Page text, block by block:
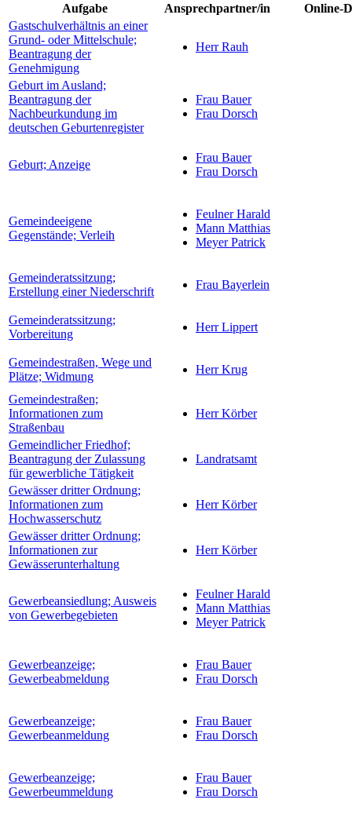
Aufgabe
Ansprechpartner/in
Online-
Gastschulverhältnis an einer
Grund- oder Mittelschule;
Beantragung der
Genehmigung
Herr Rauh
Geburt im Ausland;
Beantragung der
Nachbeurkundung im
deutschen Geburtenregister
Frau Bauer
Frau Dorsch
Geburt; Anzeige
Frau Bauer
Frau Dorsch
Gemeindeeigene
Gegenstände; Verleih
Feulner Harald
Mann Matthias
Meyer Patrick
Gemeinderatssitzung;
Erstellung einer Niederschrift
Frau Bayerlein
Gemeinderatssitzung;
Vorbereitung
Herr Lippert
Gemeindestraßen, Wege und
Plätze; Widmung
Herr Krug
Gemeindestraßen;
Informationen zum
Straßenbau
Herr Körber
Gemeindlicher Friedhof;
Beantragung der Zulassung
für gewerbliche Tätigkeit
Landratsamt
Gewässer dritter Ordnung;
Informationen zum
Hochwasserschutz
Herr Körber
Gewässer dritter Ordnung;
Informationen zur
Gewässerunterhaltung
Herr Körber
Gewerbeansiedlung; Ausweis
von Gewerbegebieten
Feulner Harald
Mann Matthias
Meyer Patrick
Gewerbeanzeige;
Gewerbeabmeldung
Frau Bauer
Frau Dorsch
Gewerbeanzeige;
Gewerbeanmeldung
Frau Bauer
Frau Dorsch
Gewerbeanzeige;
Gewerbeummeldung
Frau Bauer
Frau Dorsch